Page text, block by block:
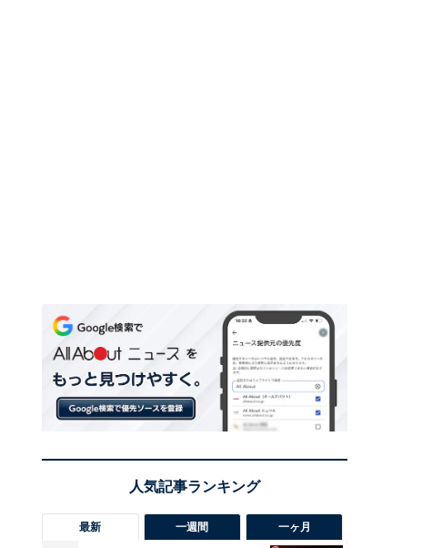
最新 一週間 一ヶ月